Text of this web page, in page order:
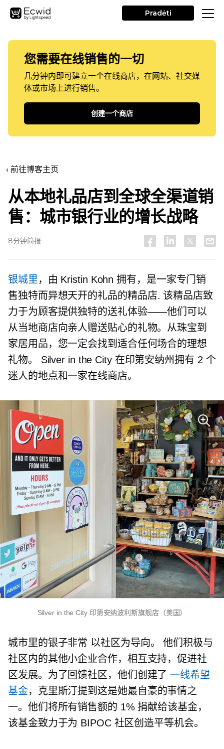
Pradėti
您需要在线销售的一切
几分钟内即可建立一个在线商店，在网站、社交媒
体或市场上进行销售。
创建一个商店
‹ 前往博客主页
从本地礼品店到全球全渠道销
售：城市银行业的增长战略
8分钟简报
银城里 ，由 Kristin Kohn 拥有，是一家专门销
售独特而异想天开的礼品的精品店. 该精品店致
力于为顾客提供独特的送礼体验——他们可以
从当地商店向亲人赠送贴心的礼物。从珠宝到
家居用品，您一定会找到适合任何场合的理想
礼物。 Silver in the City 在印第安纳州拥有 2 个
迷人的地点和一家在线商店。
Silver in the City 印第安纳波利斯旗舰店（美国）
城市里的银子非常 以社区为导向。
他们积极与
社区内的其他小企业合作，相互支持，促进社
区发展。为了回馈社区，他们创建了一线希望
基金，克里斯汀提到这是她最自豪的事情之
一。他们将所有销售额的 1% 捐献给该基金，
该基金致力于为 BIPOC 社区创造平等机会。